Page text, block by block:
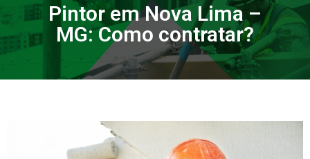
Pintor em Nova Lima –
MG: Como contratar?